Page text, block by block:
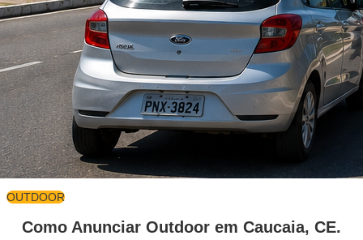
OUTDOOR
Como Anunciar Outdoor em Caucaia, CE.